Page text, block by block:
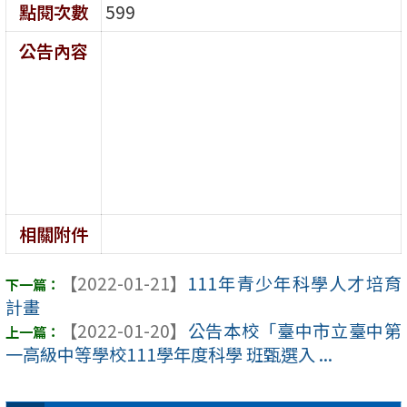
點閱次數
599
公告內容
相關附件
【2022-01-21】 111年青少年科學人才培育
計畫
【2022-01-20】 公告本校「臺中市立臺中第
一高級中等學校111學年度科學 班甄選入 ...